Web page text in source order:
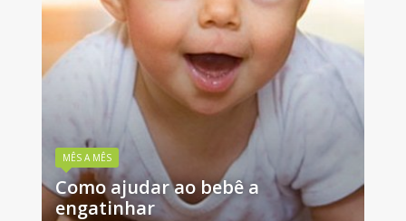
MÊS A MÊS
Como ajudar ao bebê a
engatinhar